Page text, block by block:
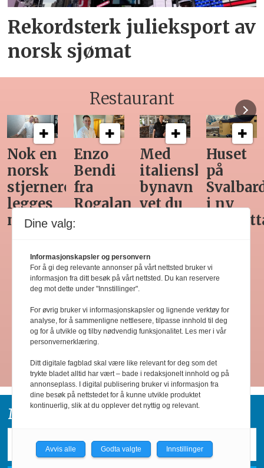
Rekordsterk julieksport av
norsk sjømat
Restaurant
Med
italiensk
bynavn
vet du
hva du
Huset
på
Svalbard
i ny
Snøhetta-
Ny
teknologi
gjør
manuell
Siste
Horeca-
før
Les flere
Motta horecanyheter på e-post:
Dine valg:
Informasjonskapsler og personvern
For å gi deg relevante annonser på vårt nettsted bruker vi
informasjon fra ditt besøk på vårt nettsted. Du kan reservere
deg mot dette under "Innstillinger".
For øvrig bruker vi informasjonskapsler og lignende verktøy for
analyse, for å sammenligne nettlesere, tilpasse innhold til deg
og for å utvikle og tilby nødvendig funksjonalitet. Les mer i vår
personvernerklæring.
Ditt digitale fagblad skal være like relevant for deg som det
trykte bladet alltid har vært – bade i redaksjonelt innhold og på
annonseplass. I digital publisering bruker vi informasjon fra
dine besøk på nettstedet for å kunne utvikle produktet
kontinuerlig, slik at du opplever det nyttig og relevant.
Avvis alle Godta valgte Innstillinger